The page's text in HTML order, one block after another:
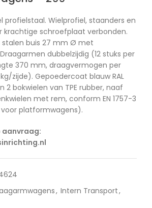
profielstaal. Wielprofiel, staanders en
krachtige schroefplaat verbonden.
stalen buis 27 mm Ø met
dubbelzijdig (12 stuks per
370 mm, draagvermogen per
zijde). Gepoedercoat blauw RAL
2 bokwielen van TPE rubber, naaf
met rem, conform EN 1757-3
platformwagens).
aanvraag:
, Intern Transport,